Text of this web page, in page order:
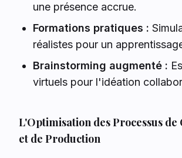
une présence accrue.
Formations pratiques :
réalistes pour un
Brainstorming augmenté :
virtuels pour l'idéation
L'Optimisation des Processus de
et de Production